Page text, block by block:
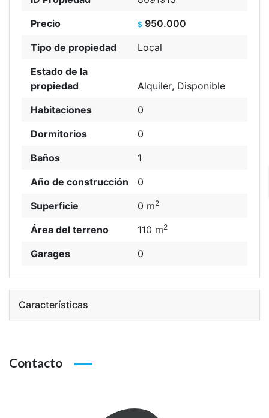
Precio
$ 950.000
Tipo de propiedad
Local
Estado de la
propiedad
Alquiler, Disponible
Habitaciones
0
Dormitorios
0
Baños
1
Año de construcción
0
Superficie
0 m2
Área del terreno 110 m2
Garages 0
Características
Contacto
Hagamos Realidad
Tu Proyecto Inmobiliario
EnDenver Propiedades
asesoramiento personalizado en compra,
venta, alquileres e inversiones. Dejanos
tus datos y nos contactaremos a la